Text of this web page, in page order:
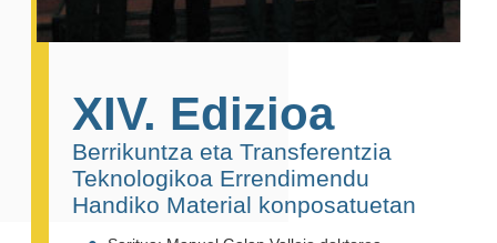
XIV. Edizioa
Berrikuntza eta Transferentzia
Teknologikoa Errendimendu
Handiko Material konposatuetan